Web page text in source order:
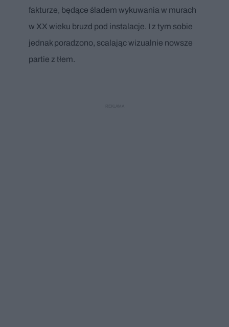
fakturze, będące śladem wykuwania w murach
w XX wieku bruzd pod instalacje. I z tym sobie
jednak poradzono, scalając wizualnie nowsze
partie z tłem.